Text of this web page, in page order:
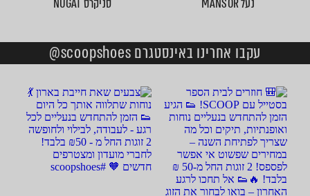
נעל MANSOR סניקרס NUGAT
עקבו אחרינו באינסטגרם scoopshoes@